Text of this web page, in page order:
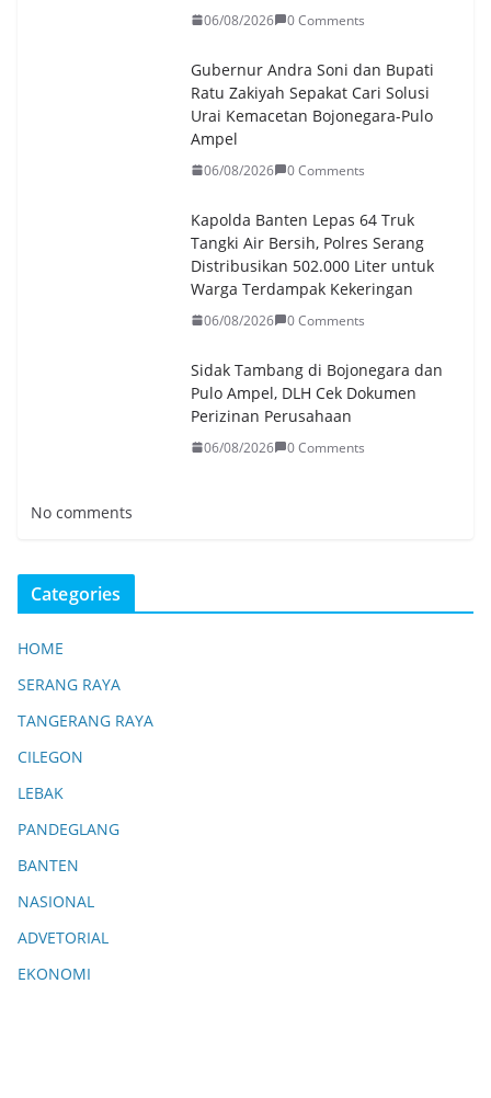
06/08/2026 0 Comments
Gubernur Andra Soni dan Bupati
Ratu Zakiyah Sepakat Cari Solusi
Urai Kemacetan Bojonegara-Pulo
Ampel
06/08/2026 0 Comments
Kapolda Banten Lepas 64 Truk
Tangki Air Bersih, Polres Serang
Distribusikan 502.000 Liter untuk
Warga Terdampak Kekeringan
06/08/2026 0 Comments
Sidak Tambang di Bojonegara dan
Pulo Ampel, DLH Cek Dokumen
Perizinan Perusahaan
06/08/2026 0 Comments
No comments
Categories
HOME
SERANG RAYA
TANGERANG RAYA
CILEGON
LEBAK
PANDEGLANG
BANTEN
NASIONAL
ADVETORIAL
EKONOMI